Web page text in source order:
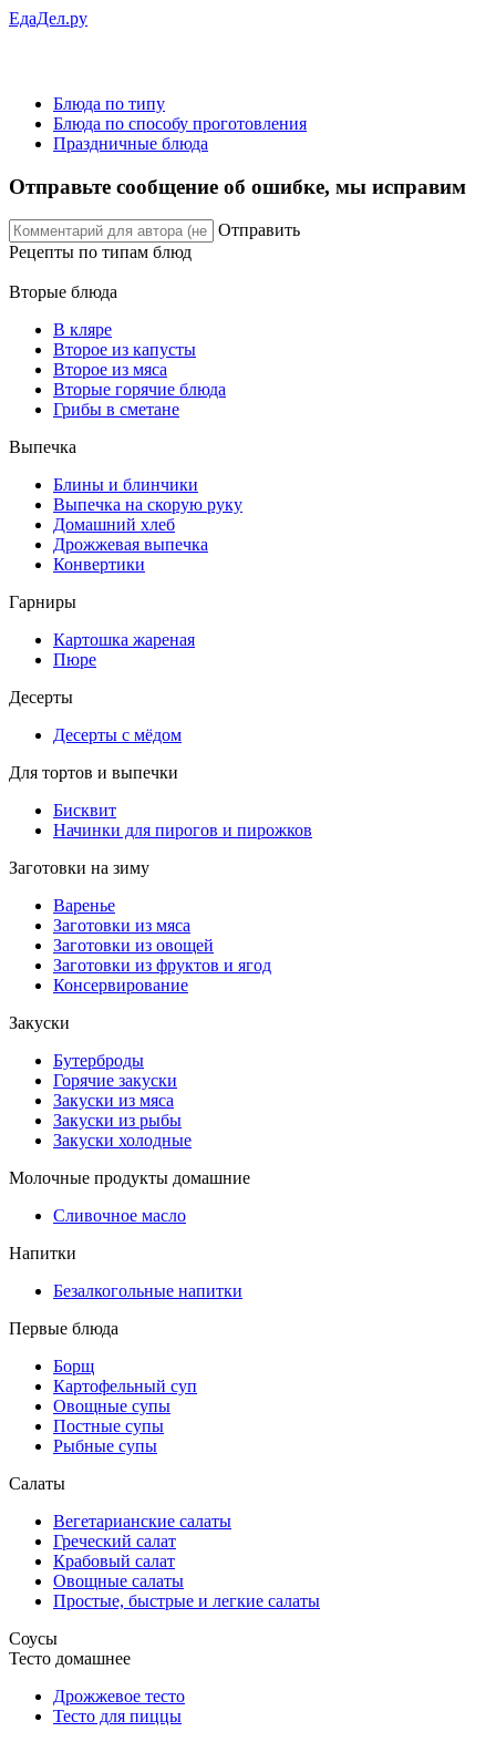
ЕдаДел.ру
Блюда по типу
Блюда по способу проготовления
Праздничные блюда
Отправьте сообщение об ошибке, мы исправим
Отправить
Рецепты по типам блюд
Вторые блюда
В кляре
Второе из капусты
Второе из мяса
Вторые горячие блюда
Грибы в сметане
Выпечка
Блины и блинчики
Выпечка на скорую руку
Домашний хлеб
Дрожжевая выпечка
Конвертики
Гарниры
Картошка жареная
Пюре
Десерты
Десерты с мёдом
Для тортов и выпечки
Бисквит
Начинки для пирогов и пирожков
Заготовки на зиму
Варенье
Заготовки из мяса
Заготовки из овощей
Заготовки из фруктов и ягод
Консервирование
Закуски
Бутерброды
Горячие закуски
Закуски из мяса
Закуски из рыбы
Закуски холодные
Молочные продукты домашние
Сливочное масло
Напитки
Безалкогольные напитки
Первые блюда
Борщ
Картофельный суп
Овощные супы
Постные супы
Рыбные супы
Салаты
Вегетарианские салаты
Греческий салат
Крабовый салат
Овощные салаты
Простые, быстрые и легкие салаты
Соусы
Тесто домашнее
Дрожжевое тесто
Тесто для пиццы